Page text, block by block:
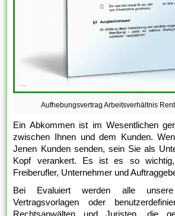
Aufhebungsvertrag Arbeitsverhältnis
Ein Abkommen ist im Wesentlichen
zwischen Ihnen und dem Kunden.
Jenen Kunden senden, sein Sie als
Kopf verankert. Es ist es so
Freiberufler, Unternehmer und
Bei Evaluiert werden alle
Vertragsvorlagen oder
Rechtsanwälten und Juristen, die